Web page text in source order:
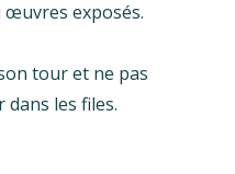
exposés.
tour et ne pas
les files.